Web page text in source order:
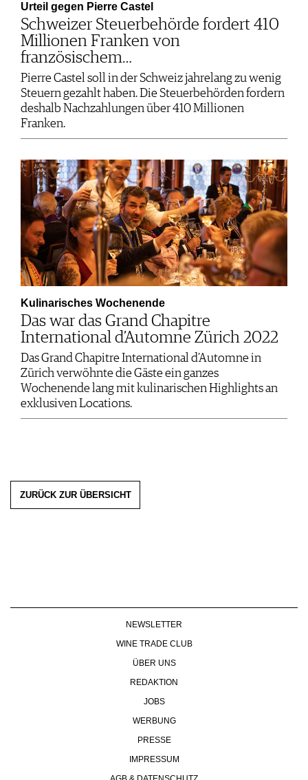
Urteil gegen Pierre Castel
Schweizer Steuerbehörde fordert 410
Millionen Franken von
französischem…
Pierre Castel soll in der Schweiz jahrelang zu wenig
Steuern gezahlt haben. Die Steuerbehörden fordern
deshalb Nachzahlungen über 410 Millionen
Franken.
Kulinarisches Wochenende
Das war das Grand Chapitre
International d’Automne Zürich 2022
Das Grand Chapitre International d’Automne in
Zürich verwöhnte die Gäste ein ganzes
Wochenende lang mit kulinarischen Highlights an
exklusiven Locations.
ZURÜCK ZUR ÜBERSICHT
NEWSLETTER
WINE TRADE CLUB
ÜBER UNS
REDAKTION
JOBS
WERBUNG
PRESSE
IMPRESSUM